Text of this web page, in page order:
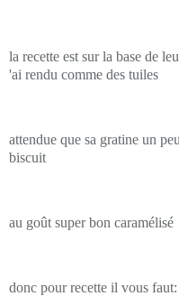
la recette est sur la base de
'ai rendu comme des tuiles
attendue que sa gratine un
biscuit
au goût super bon
donc pour recette il vous faut: